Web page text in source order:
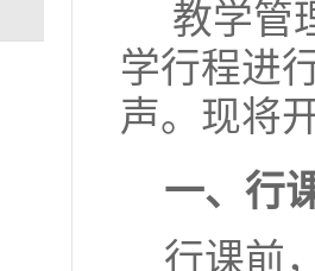
教学管
学行程进
声。现将
一、行
行课前